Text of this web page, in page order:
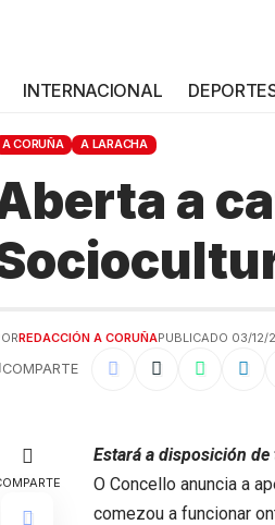
INTERNACIONAL
A CORUÑA A LARACHA
a
REDACCIÓN A CORUÑAPUBLICADO 03/
COMPARTE
Estará a disposición
O Concello anuncia a
comezou a funcionar